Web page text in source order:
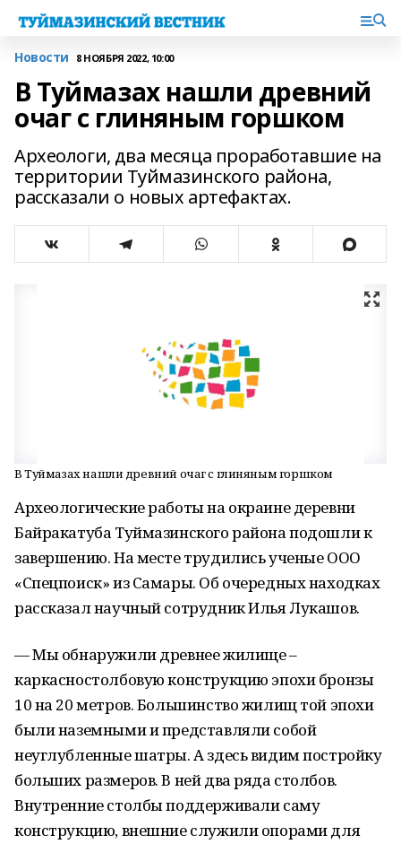
Новости 8 НОЯБРЯ 2022, 10:00
В Туймазах нашли древний
очаг с глиняным горшком
Археологи, два месяца проработавшие на
территории Туймазинского района,
рассказали о новых артефактах.
В Туймазах нашли древний очаг с глиняным горшком
Археологические работы на окраине деревни
Байракатуба Туймазинского района подошли к
завершению. На месте трудились ученые ООО
«Спецпоиск» из Самары. Об очередных находках
рассказал научный сотрудник Илья Лукашов.
— Мы обнаружили древнее жилище –
каркасностолбовую конструкцию эпохи бронзы
10 на 20 метров. Большинство жилищ той эпохи
были наземными и представляли собой
неуглубленные шатры. А здесь видим постройку
больших размеров. В ней два ряда столбов.
Внутренние столбы поддерживали саму
конструкцию, внешние служили опорами для